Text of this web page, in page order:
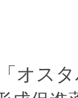
オス